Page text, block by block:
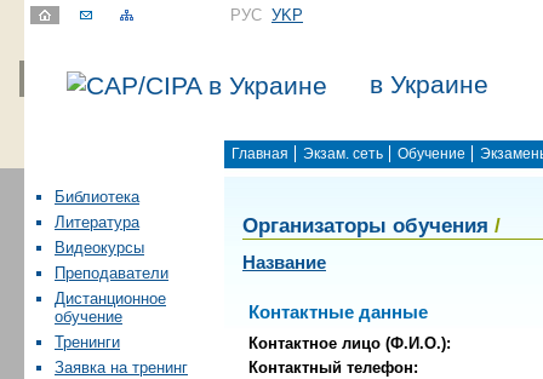
РУС УKР
в Украине
Главная Экзам. сеть Обучение
Библиотека
Литература
Видеокурсы
Преподаватели
Дистанционное
обучение
Тренинги
Заявка на тренинг
Организаторы обучения /
Название
Контактные данные
Контактное лицо (Ф.И.О.):
Контактный телефон: